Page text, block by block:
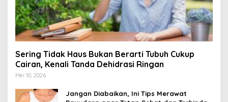
Sering Tidak Haus Bukan Berarti Tubuh Cukup
Cairan, Kenali Tanda Dehidrasi Ringan
Mei 10, 2026
Jangan Diabaikan, Ini Tips Merawat